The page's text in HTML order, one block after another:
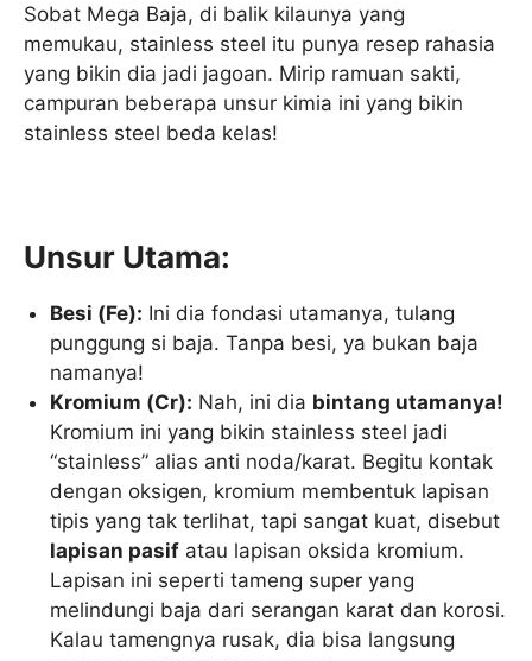
Sobat Mega Baja, di balik kilaunya yang
memukau, stainless steel itu punya resep rahasia
yang bikin dia jadi jagoan. Mirip ramuan sakti,
campuran beberapa unsur kimia ini yang bikin
stainless steel beda kelas!
Unsur Utama:
Besi (Fe): Ini dia fondasi utamanya, tulang
punggung si baja. Tanpa besi, ya bukan baja
namanya!
Kromium (Cr): Nah, ini dia bintang utamanya!
Kromium ini yang bikin stainless steel jadi
“stainless” alias anti noda/karat. Begitu kontak
dengan oksigen, kromium membentuk lapisan
tipis yang tak terlihat, tapi sangat kuat, disebut
lapisan pasif atau lapisan oksida kromium.
Lapisan ini seperti tameng super yang
melindungi baja dari serangan karat dan korosi.
Kalau tamengnya rusak, dia bisa langsung